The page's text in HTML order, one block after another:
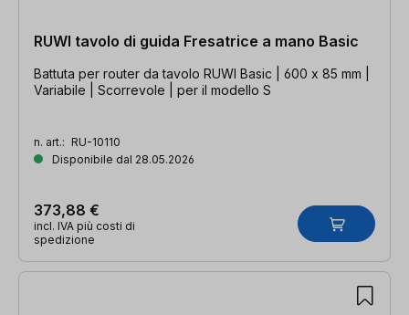
RUWI tavolo di guida Fresatrice a mano Basic
Battuta per router da tavolo RUWI Basic | 600 x 85 mm |
Variabile | Scorrevole | per il modello S
n. art.: RU-10110
Disponibile dal 28.05.2026
373,88 €
incl. IVA più costi di
spedizione